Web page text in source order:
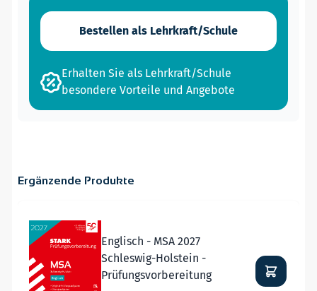
Bestellen als Lehrkraft/Schule
Erhalten Sie als Lehrkraft/Schule
besondere Vorteile und Angebote
Ergänzende Produkte
Englisch - MSA 2027
Schleswig-Holstein -
Prüfungsvorbereitung